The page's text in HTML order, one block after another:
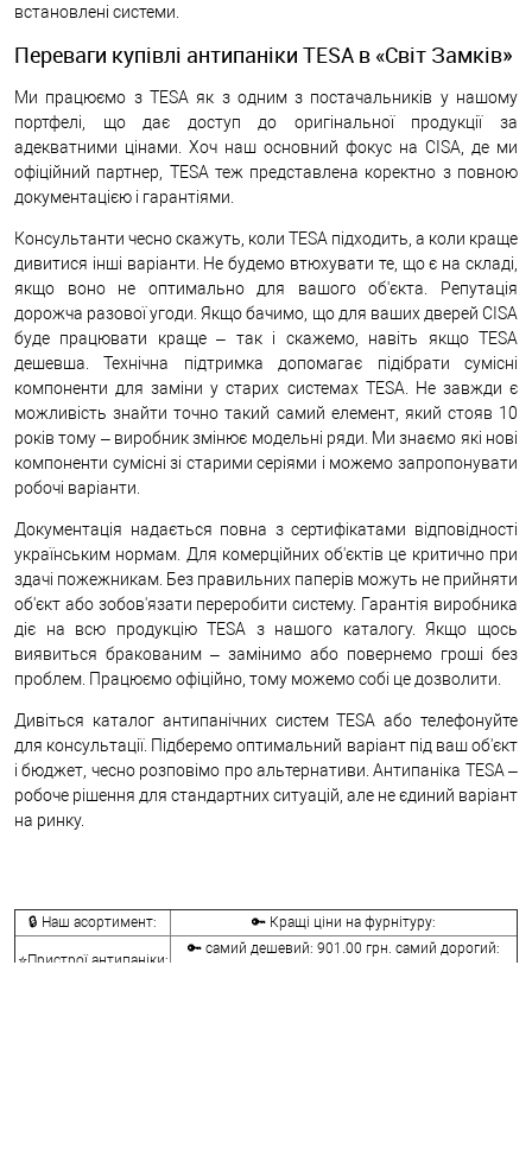
встановлені системи.
Переваги купівлі антипаніки TESA в «Світ Замків»
Ми працюємо з TESA як з одним з постачальників у нашому
портфелі, що дає доступ до оригінальної продукції за
адекватними цінами. Хоч наш основний фокус на CISA, де ми
офіційний партнер, TESA теж представлена коректно з повною
документацією і гарантіями.
Консультанти чесно скажуть, коли TESA підходить, а коли краще
дивитися інші варіанти. Не будемо втюхувати те, що є на складі,
якщо воно не оптимально для вашого об'єкта. Репутація
дорожча разової угоди. Якщо бачимо, що для ваших дверей CISA
буде працювати краще – так і скажемо, навіть якщо TESA
дешевша. Технічна підтримка допомагає підібрати сумісні
компоненти для заміни у старих системах TESA. Не завжди є
можливість знайти точно такий самий елемент, який стояв 10
років тому – виробник змінює модельні ряди. Ми знаємо які нові
компоненти сумісні зі старими серіями і можемо запропонувати
робочі варіанти.
Документація надається повна з сертифікатами відповідності
українським нормам. Для комерційних об'єктів це критично при
здачі пожежникам. Без правильних паперів можуть не прийняти
об'єкт або зобов'язати переробити систему. Гарантія виробника
діє на всю продукцію TESA з нашого каталогу. Якщо щось
виявиться бракованим – замінимо або повернемо гроші без
проблем. Працюємо офіційно, тому можемо собі це дозволити.
Дивіться каталог антипанічних систем TESA або телефонуйте
для консультації. Підберемо оптимальний варіант під ваш об'єкт
і бюджет, чесно розповімо про альтернативи. Антипаніка TESA –
робоче рішення для стандартних ситуацій, але не єдиний варіант
на ринку.
🔒 Наш асортимент: 🔑 Кращі ціни на фурнітуру:
⭐Пристрої антипаніки:
🔑 самий дешевий: 901.00 грн. самий дорогий: